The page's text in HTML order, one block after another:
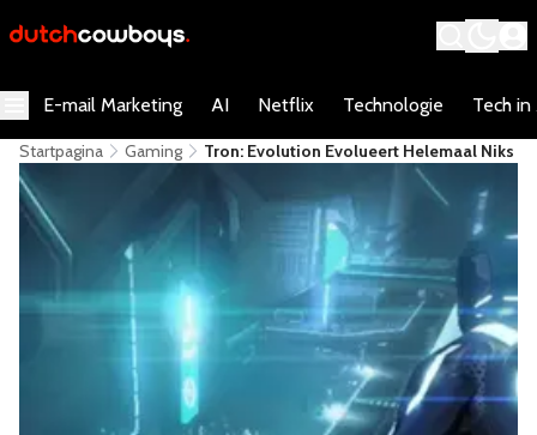
E-mail Marketing AI Netflix Technologie Tech in
Startpagina Gaming Tron: Evolution Evolueert Helemaal Niks